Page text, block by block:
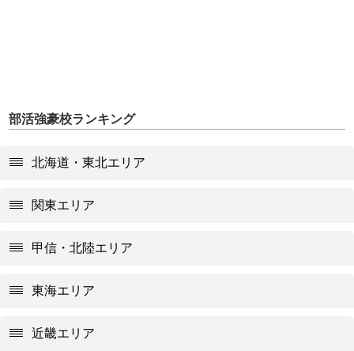
部活強豪校ランキング
北海道・東北エリア
関東エリア
甲信・北陸エリア
東海エリア
近畿エリア